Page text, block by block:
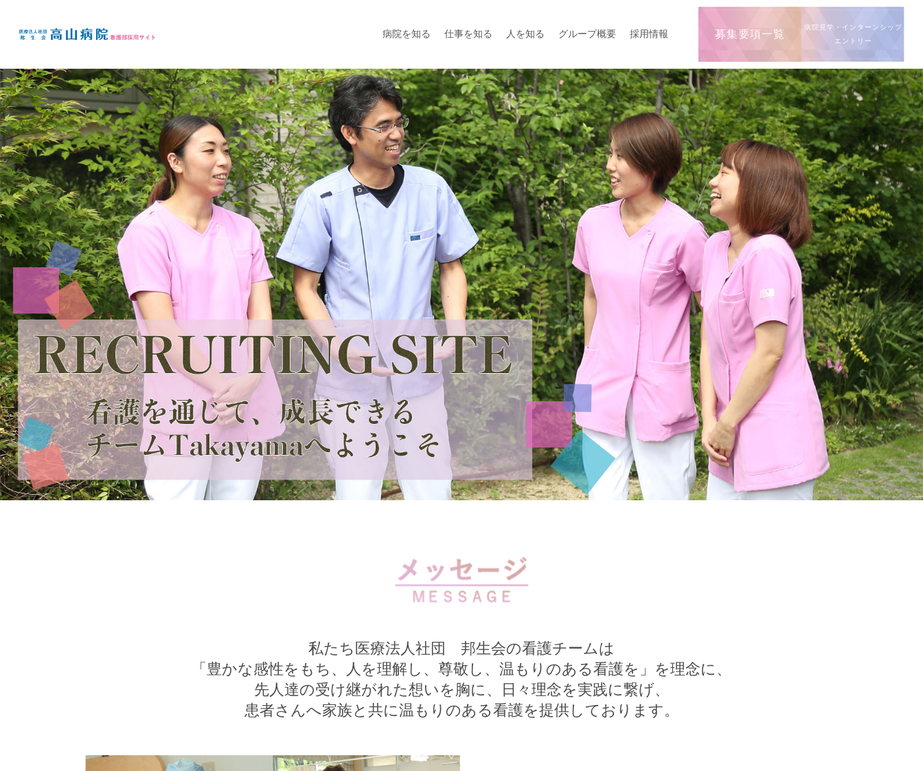
病院を知る 仕事を知る 人を知る グループ概要 採用情報 募集要項一覧
病院見学・インターンシップ
エントリー
私たち医療法人社団 邦生会の看護チームは
「豊かな感性をもち、人を理解し、尊敬し、温もりのある看護を」を理念に、
先人達の受け継がれた想いを胸に、日々理念を実践に繋げ、
患者さんへ家族と共に温もりのある看護を提供しております。